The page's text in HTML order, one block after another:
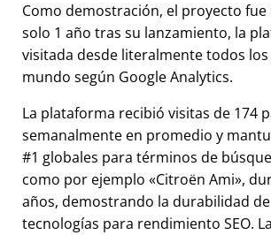
Como demostración, el proyecto fue
solo 1 año tras su lanzamiento, la
visitada desde literalmente todos los
mundo según Google Analytics.
La plataforma recibió visitas de 174
semanalmente en promedio y
#1 globales para términos de
como por ejemplo
Citroën Ami ,
años, demostrando la durabilidad
tecnologías para rendimiento SEO.